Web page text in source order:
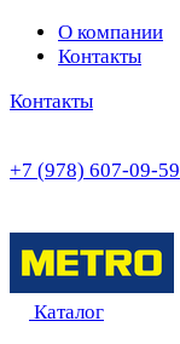
О компании
Контакты
Контакты
+7 (978) 607-09-59
Каталог